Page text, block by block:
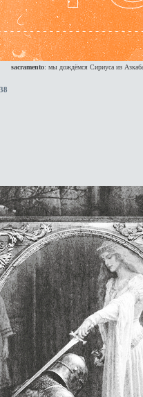
sacramento: мы дождёмся Сириуса из